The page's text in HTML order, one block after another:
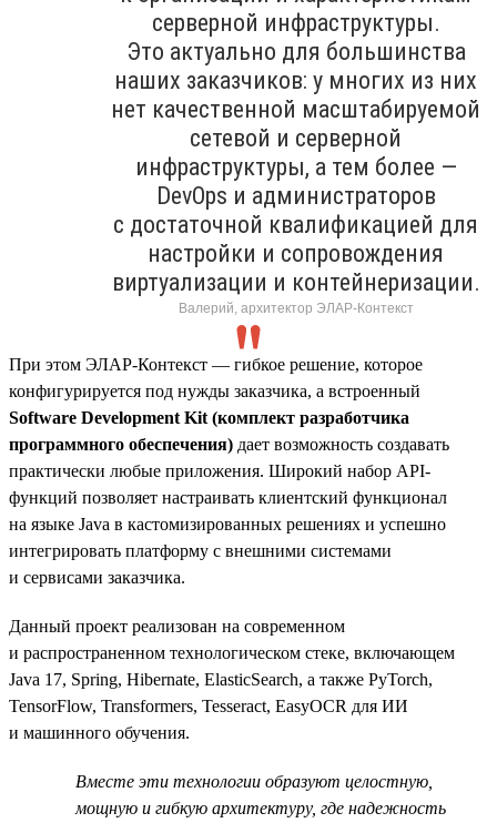
серверной инфраструктуры.
Это актуально для большинства
наших заказчиков: у многих из них
нет качественной масштабируемой
сетевой и серверной
инфраструктуры, а тем более —
DevOps и администраторов
с достаточной квалификацией для
настройки и сопровождения
виртуализации и контейнеризации.
Валерий, архитектор ЭЛАР-Контекст
При этом ЭЛАР-Контекст — гибкое решение, которое
конфигурируется под нужды заказчика, а встроенный
Software Development Kit (комплект разработчика
программного обеспечения) дает возможность создавать
практически любые приложения. Широкий набор API-
функций позволяет настраивать клиентский функционал
на языке Java в кастомизированных решениях и успешно
интегрировать платформу с внешними системами
и сервисами заказчика.
Данный проект реализован на современном
и распространенном технологическом стеке, включающем
Java 17, Spring, Hibernate, ElasticSearch, а также PyTorch,
TensorFlow, Transformers, Tesseract, EasyOCR для ИИ
и машинного обучения.
Вместе эти технологии образуют целостную,
мощную и гибкую архитектуру, где надежность